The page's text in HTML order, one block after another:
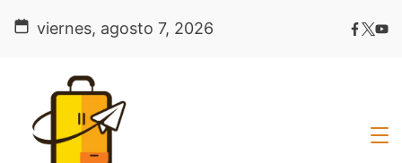
viernes, agosto 7, 2026